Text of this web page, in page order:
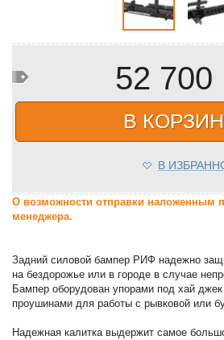
52 700
В
В
О возможности отправки наложенным
менеджера.
Задний силовой бампер РИФ надежно
на бездорожье или в городе в случае
Бампер оборудован упорами под хай
проушинами для работы с рывковой или
Надежная калитка выдержит самое